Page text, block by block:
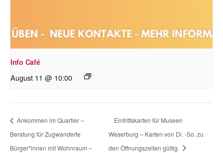
Info Café
August 11 @ 10:00
Ankommen im Quartier –
Beratung für Zugwanderte
Bürger*innen mit Wohnraum –
Eintrittskarten für Museen
Weserburg – Karten von Di. -So. zu
den Öffnungszeiten gültig.